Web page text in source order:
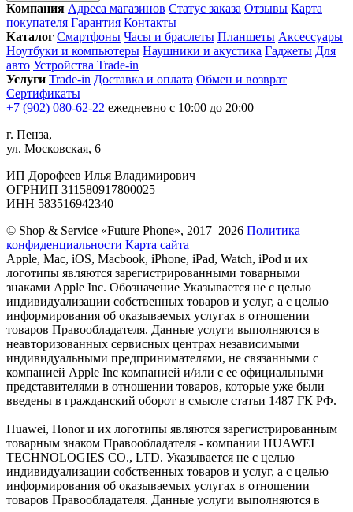
Компания Адреса магазинов Статус заказа Отзывы Карта
покупателя Гарантия Контакты
Каталог Смартфоны Часы и браслеты Планшеты Аксессуары
Ноутбуки и компьютеры Наушники и акустика Гаджеты Для
авто Устройства Trade-in
Услуги Trade-in Доставка и оплата Обмен и возврат
Сертификаты
+7 (902) 080-62-22 ежедневно с 10:00 до 20:00
г. Пенза,
ул. Московская, 6
ИП Дорофеев Илья Владимирович
ОГРНИП 311580917800025
ИНН 583516942340
© Shop & Service «Future Phone», 2017–2026 Политика
конфиденциальности Карта сайта
Apple, Mac, iOS, Macbook, iPhone, iPad, Watch, iPod и их
логотипы являются зарегистрированными товарными
знаками Apple Inc. Обозначение Указывается не с целью
индивидуализации собственных товаров и услуг, а с целью
информирования об оказываемых услугах в отношении
товаров Правообладателя. Данные услуги выполняются в
неавторизованных сервисных центрах независимыми
индивидуальными предпринимателями, не связанными с
компанией Apple Inc компанией и/или с ее официальными
представителями в отношении товаров, которые уже были
введены в гражданский оборот в смысле статьи 1487 ГК РФ.
Huawei, Honor и их логотипы являются зарегистрированным
товарным знаком Правообладателя - компании HUAWEI
TECHNOLOGIES CO., LTD. Указывается не с целью
индивидуализации собственных товаров и услуг, а с целью
информирования об оказываемых услугах в отношении
товаров Правообладателя. Данные услуги выполняются в